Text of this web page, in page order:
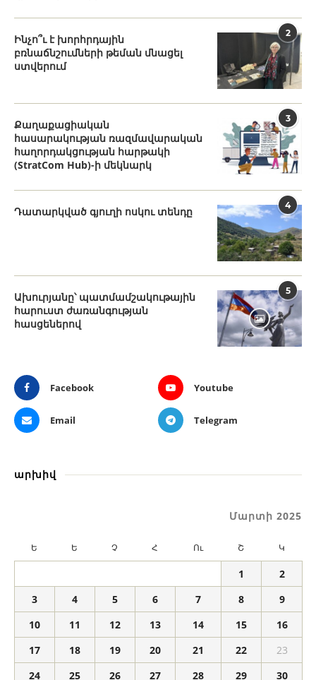
2
Ինչո՞ւ է խորհրդային
բռնաճնշումների թեման մնացել
ստվերում
3
Քաղաքացիական
հասարակության ռազմավարական
հաղորդակցության հարթակի
(StratCom Hub)-ի մեկնարկ
4
Դատարկված գյուղի ոսկու տենդը
5
Ախուրյանը՝ պատմամշակութային
հարուստ ժառանգության
հասցեներով
Facebook Youtube
Email Telegram
արխիվ
Մարտի 2025
Ե Ե Չ Հ Ու Շ Կ
1
2
3
4 5 6 7 8
9
10
11 12 13 14 15
16
17
18 19 20 21 22
23
24
25 26 27 28 29 30